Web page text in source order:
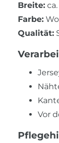
Breite:
Farbe:
Qualität:
Vor